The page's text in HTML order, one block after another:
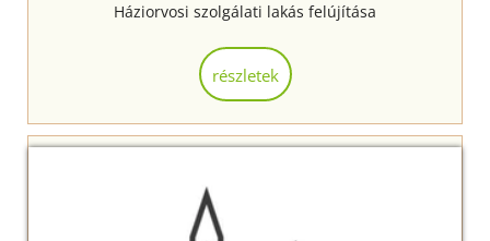
Háziorvosi szolgálati lakás felújítása
részletek